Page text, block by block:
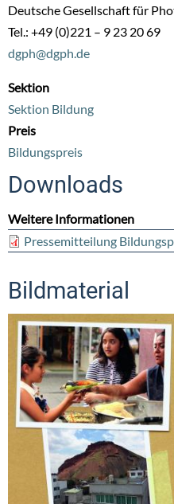
Deutsche Gesellschaft für
Tel.: +49 (0)221 – 9 23 20 69
dgph@dgph.de
Sektion
Sektion Bildung
Preis
Bildungspreis
Downloads
Weitere Informationen
Pressemitteilung
Bildmaterial